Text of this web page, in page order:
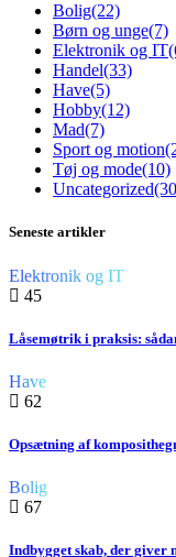
Bolig(22)
Børn og unge(7)
Elektronik og IT
Handel(33)
Have(5)
Hobby(12)
Mad(7)
Sport og motion
Tøj og mode(10)
Uncategorized
Seneste artikler
Elektronik og IT
45
Låsemøtrik i praksis:
Have
62
Opsætning af
Bolig
67
Indbygget skab, der giver